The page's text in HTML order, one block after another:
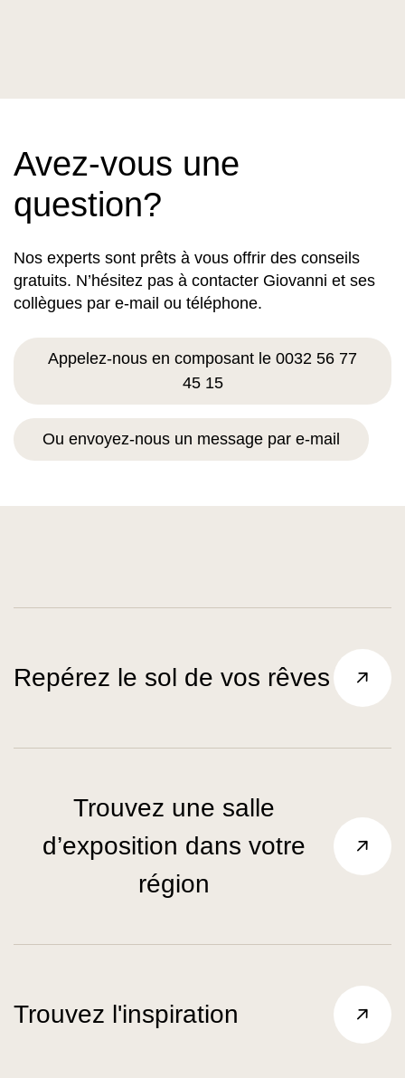
Avez-vous une
question?
Nos experts sont prêts à vous offrir des conseils
gratuits. N’hésitez pas à contacter Giovanni et ses
collègues par e-mail ou téléphone.
Appelez-nous en composant le 0032 56 77
45 15
Ou envoyez-nous un message par e-mail
Repérez le sol de vos rêves
Trouvez une salle
d’exposition dans votre
région
Trouvez l'inspiration